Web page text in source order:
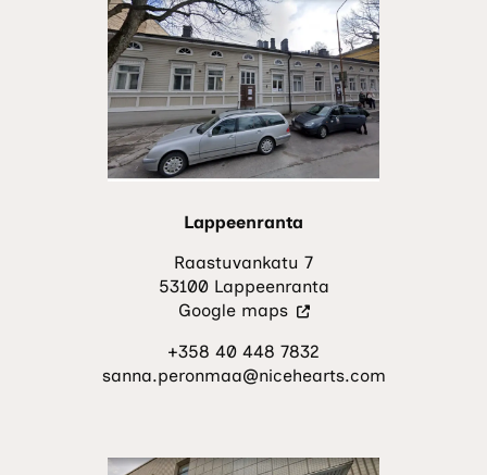
Lappeenranta
Raastuvankatu 7
53100 Lappeenranta
Google maps(Vieraile
sivustolla.
Linkki
+358 40 448 7832
sanna.peronmaa@nicehearts.com